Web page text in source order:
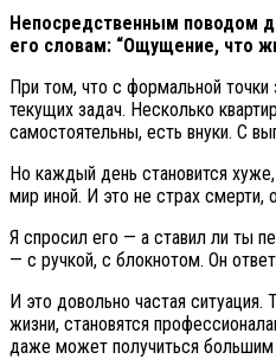
Непосредственным поводом
его словам: “Ощущение, что
При том, что с формальной
текущих задач. Несколько
самостоятельны, есть внуки. С
Но каждый день становится
мир иной. И это не страх смерти,
Я спросил его — а ставил ли ты
— с ручкой, с блокнотом. Он
И это довольно частая
жизни, становятся
даже может получиться большим